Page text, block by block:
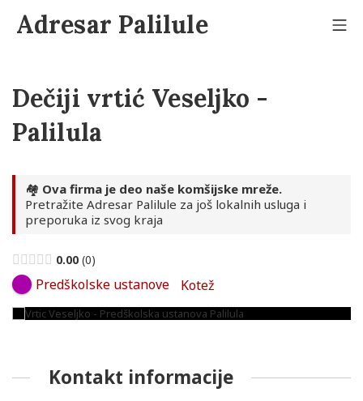
content
Adresar Palilule
Dečiji vrtić Veseljko -
Palilula
🏘️ Ova firma je deo naše komšijske mreže.
Pretražite Adresar Palilule za još lokalnih usluga i
preporuka iz svog kraja
0.00 0
Predškolske ustanove Kotež
Kontakt informacije